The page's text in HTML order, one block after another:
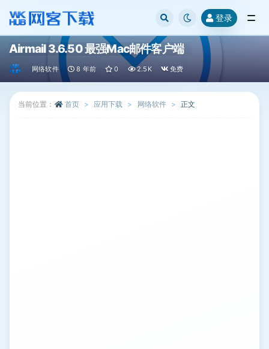
登录
Airmail 3.6.50 最强Mac邮件客户端
网络软件 8 年前 0 2.5K 免费
当前位置： 首页 应用下载 网络软件 正文
全部